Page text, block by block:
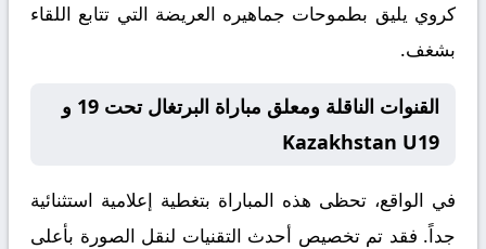
كروي يليق بطموحات جماهيره العريضة التي تتابع اللقاء
بشغف.
القنوات الناقلة ومعلق مباراة البرتغال تحت 19 و
Kazakhstan U19
في الواقع، تحظى هذه المباراة بتغطية إعلامية استثنائية
جداً. فقد تم تخصيص أحدث التقنيات لنقل الصورة بأعلى